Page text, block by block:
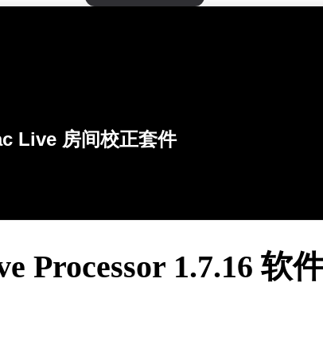
Live 房间校正套件
Processor 1.7.16 软